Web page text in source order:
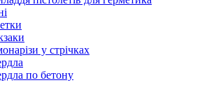
у стрічках
по бетону